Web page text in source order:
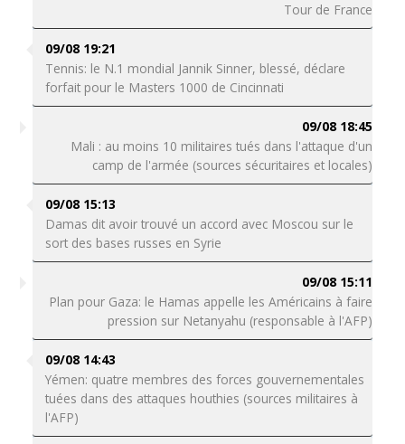
Tour de France
09/08 19:21
Tennis: le N.1 mondial Jannik Sinner, blessé, déclare
forfait pour le Masters 1000 de Cincinnati
09/08 18:45
Mali : au moins 10 militaires tués dans l'attaque d'un
camp de l'armée (sources sécuritaires et locales)
09/08 15:13
Damas dit avoir trouvé un accord avec Moscou sur le
sort des bases russes en Syrie
09/08 15:11
Plan pour Gaza: le Hamas appelle les Américains à faire
pression sur Netanyahu (responsable à l'AFP)
09/08 14:43
Yémen: quatre membres des forces gouvernementales
tuées dans des attaques houthies (sources militaires à
l'AFP)